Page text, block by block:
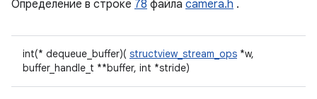
Определение в строке 78 файла camera.h .
int(* dequeue_buffer)( structview_stream_ops *w,
buffer_handle_t **buffer, int *stride)